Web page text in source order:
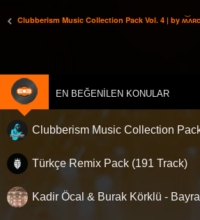
Clubberism Music Collection Pack Vol. 4 | by
EN BEĞENILEN KONULAR
Türkçe Remix Pack (191 Track)
Kadir Öcal & Burak Körklü -